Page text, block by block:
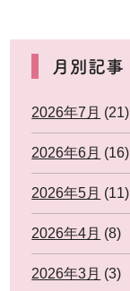
月別記事
2026年7月 (21)
2026年6月 (16)
2026年5月 (11)
2026年4月 (8)
2026年3月 (3)